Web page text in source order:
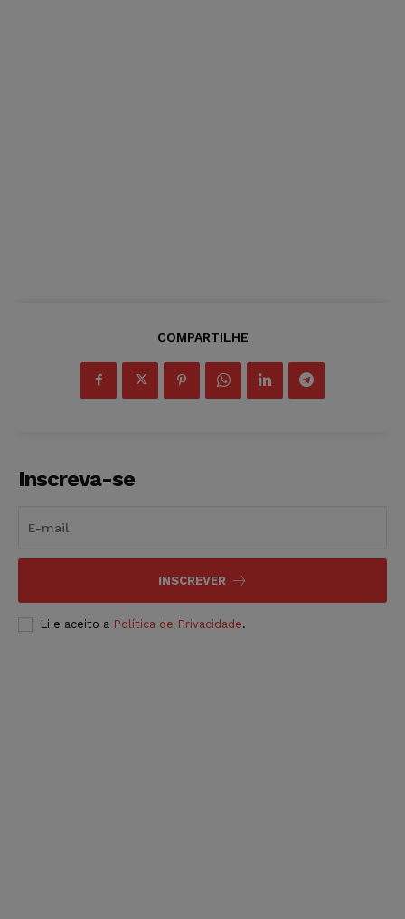
COMPARTILHE
Inscreva-se
INSCREVER
Li e aceito a Política de Privacidade.